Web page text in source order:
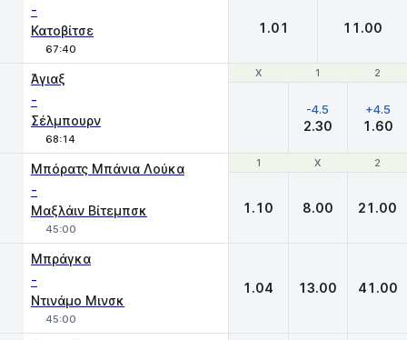
-
Κατοβίτσε
67:40
1.01 11.00
Χ 1 2
Άγιαξ
-
Σέλμπουρν
68:14
Χ 1 2
-4.5
2.30
+4.5
1.60
1 X 2
Μπόρατς Μπάνια Λούκα
-
Μαξλάιν Βίτεμπσκ
45:00
1 X 2
1.10 8.00 21.00
Μπράγκα
-
Ντινάμο Μινσκ
45:00
1.04 13.00 41.00